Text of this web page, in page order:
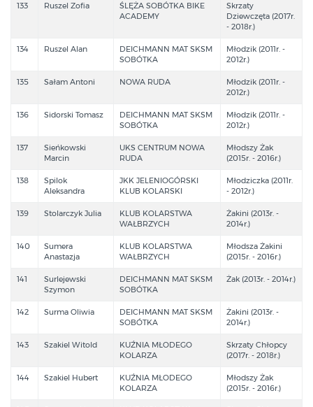
133 Ruszel Zofia
ŚLĘŻA SOBÓTKA BIKE
ACADEMY
Skrzaty
Dziewczęta (2017r.
- 2018r.)
134 Ruszel Alan
DEICHMANN MAT SKSM
SOBÓTKA
Młodzik (2011r. -
2012r.)
135 Sałam Antoni NOWA RUDA
Młodzik (2011r. -
2012r.)
136 Sidorski Tomasz
DEICHMANN MAT SKSM
SOBÓTKA
Młodzik (2011r. -
2012r.)
137
Sieńkowski
Marcin
UKS CENTRUM NOWA
RUDA
Młodszy Żak
(2015r. - 2016r.)
138
Spilok
Aleksandra
JKK JELENIOGÓRSKI
KLUB KOLARSKI
Młodziczka (2011r.
- 2012r.)
139 Stolarczyk Julia
KLUB KOLARSTWA
WAŁBRZYCH
Żakini (2013r. -
2014r.)
140
Sumera
Anastazja
KLUB KOLARSTWA
WAŁBRZYCH
Młodsza Żakini
(2015r. - 2016r.)
141
Surlejewski
Szymon
DEICHMANN MAT SKSM
SOBÓTKA
Żak (2013r. - 2014r.)
142 Surma Oliwia
DEICHMANN MAT SKSM
SOBÓTKA
Żakini (2013r. -
2014r.)
143 Szakiel Witold
KUŹNIA MŁODEGO
KOLARZA
Skrzaty Chłopcy
(2017r. - 2018r.)
144 Szakiel Hubert
KUŹNIA MŁODEGO
KOLARZA
Młodszy Żak
(2015r. - 2016r.)